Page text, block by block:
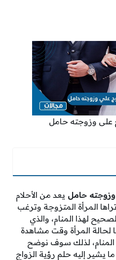
وزوجته حامل
حامل يعد من الأحلام
المرأة المتزوجة وترغب
لهذا المنام، والذي
لحالة المرأة وقت مشاهدة
المنام، لذلك سوف نوضح
ما يشير إليه حلم رؤية الزواج